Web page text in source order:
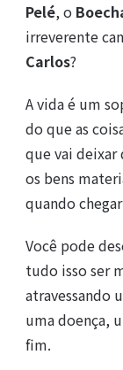
Pelé, o
irreverente
Carlos?
A vida é um
do que as
que vai
os bens
quando
Você pode
tudo isso ser
atravessando
uma doença,
fim.